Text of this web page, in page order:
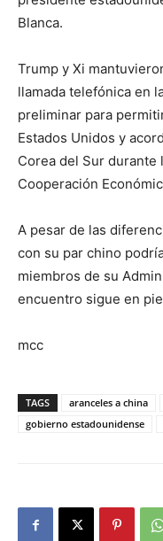
Blanca.
Trump y Xi
llamada telefónica en
preliminar para
Estados Unidos y
Corea del Sur durante
Cooperación
A pesar de las
con su par chino
miembros de su
encuentro sigue en
mcc
TAGS aranceles a china
gobierno estadounidense